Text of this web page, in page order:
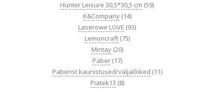
Hunter Leisure 30,5*30,5 cm (59)
K&Company (14)
Laserowe LOVE (93)
Lemoncraft (75)
Mintay (20)
Paber (17)
Paberist kaunistused/väljalõiked (11)
Piatek13 (8)